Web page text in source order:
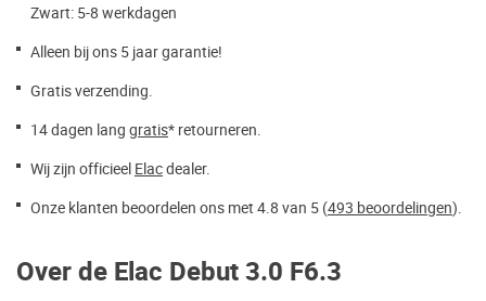
Zwart: 5-8 werkdagen
Alleen bij ons 5 jaar garantie!
Gratis verzending.
14 dagen lang gratis* retourneren.
Wij zijn officieel Elacdealer.
Onze klanten beoordelen ons met 4.8 van 5 (493 beoordelingen).
Over de Elac Debut 3.0 F6.3